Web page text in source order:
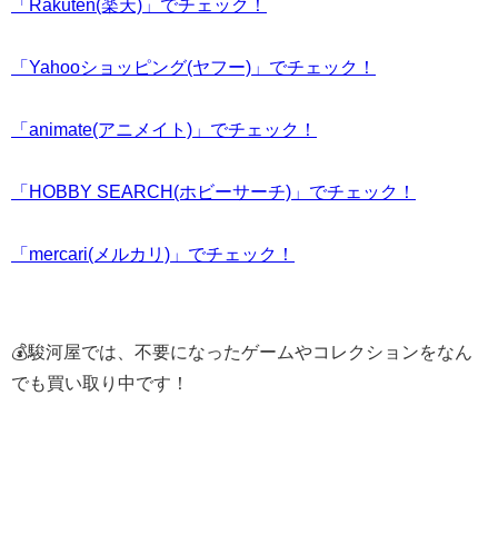
「Rakuten(楽天)」でチェック！
「Yahooショッピング(ヤフー)」でチェック！
「animate(アニメイト)」でチェック！
「HOBBY SEARCH(ホビーサーチ)」でチェック！
「mercari(メルカリ)」でチェック！
💰駿河屋では、不要になったゲームやコレクションをなん
でも買い取り中です！